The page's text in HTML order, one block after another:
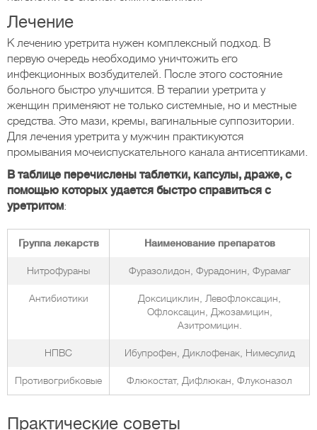
Лечение
К лечению уретрита нужен комплексный подход. В
первую очередь необходимо уничтожить его
инфекционных возбудителей. После этого состояние
больного быстро улучшится. В терапии уретрита у
женщин применяют не только системные, но и местные
средства. Это мази, кремы, вагинальные суппозитории.
Для лечения уретрита у мужчин практикуются
промывания мочеиспускательного канала антисептиками.
В таблице перечислены таблетки, капсулы, драже, с
помощью которых удается быстро справиться с
уретритом:
Группа лекарств Наименование препаратов
Нитрофураны Фуразолидон, Фурадонин, Фурамаг
Антибиотики
Доксициклин, Левофлоксацин,
Офлоксацин, Джозамицин,
Азитромицин.
НПВС Ибупрофен, Диклофенак, Нимесулид
Противогрибковые Флюкостат, Дифлюкан, Флуконазол
Практические советы